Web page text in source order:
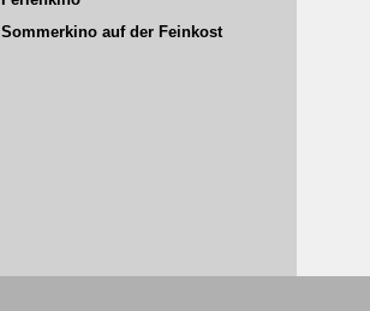
Sommerkino auf der Feinkost